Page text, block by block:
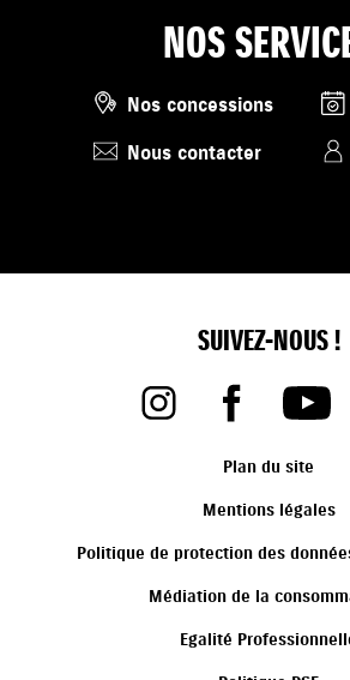
NOS
Nos concessions
Nous contacter
SUIVEZ-NOUS !
Plan du site
Mentions légales
Politique de protection des
Médiation de la
Egalité